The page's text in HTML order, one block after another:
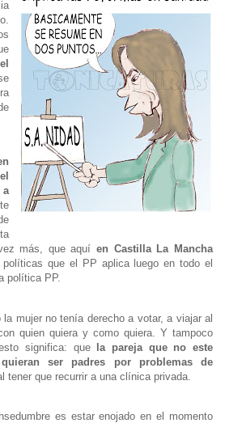
a
más, que aquíen Castilla La Mancha
que el PP aplica luego en todo el
política PP.
mujer no tenía derecho a votar, a viajar al
quien quiera y como quiera. Y tampoco
significa: que la pareja que no este
ser padres por problemas de
tener que recurrir a una clínica privada.
es estar enojado en el momento